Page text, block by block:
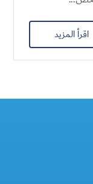
اقرأ المزيد